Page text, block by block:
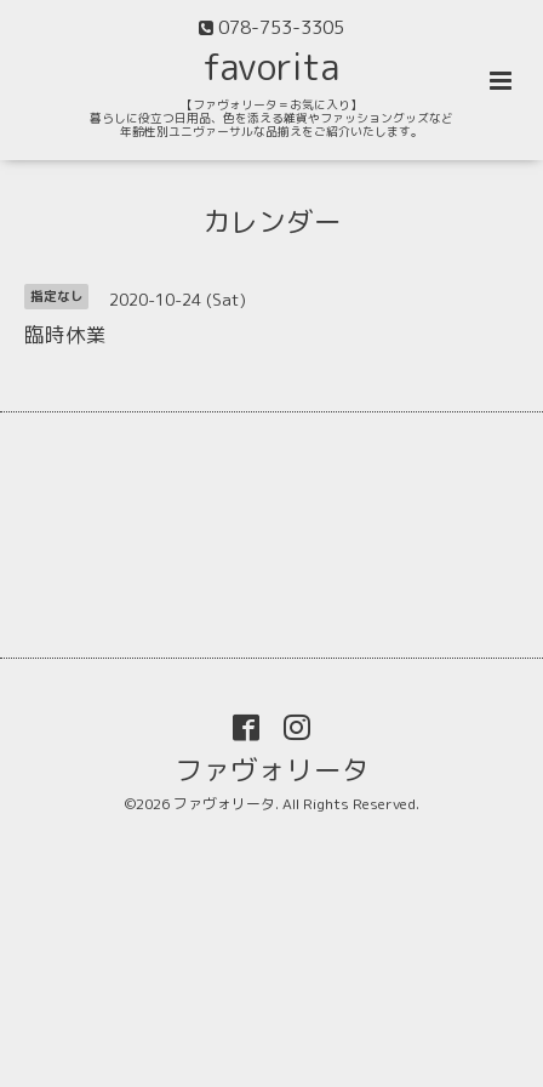
078-753-3305
favorita
【ファヴォリータ＝お気に入り】
暮らしに役立つ日用品、色を添える雑貨やファッショングッズなど
年齢性別ユニヴァーサルな品揃えをご紹介いたします。
カレンダー
指定なし 2020-10-24 (Sat)
臨時休業
ファヴォリータ
©2026 ファヴォリータ. All Rights Reserved.